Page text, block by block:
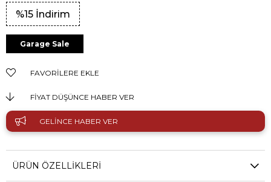
%15 İndirim
Garage Sale
FAVORILERE EKLE
FIYAT DÜŞÜNCE HABER VER
GELINCE HABER VER
ÜRÜN ÖZELLIKLERI